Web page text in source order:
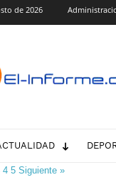
de 2026
45Siguiente »